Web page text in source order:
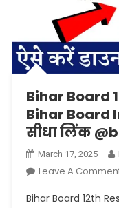
Bihar Board
Bihar Board
सीधा लिंक
March 17, 2025
Leave A
Bihar Board 12th